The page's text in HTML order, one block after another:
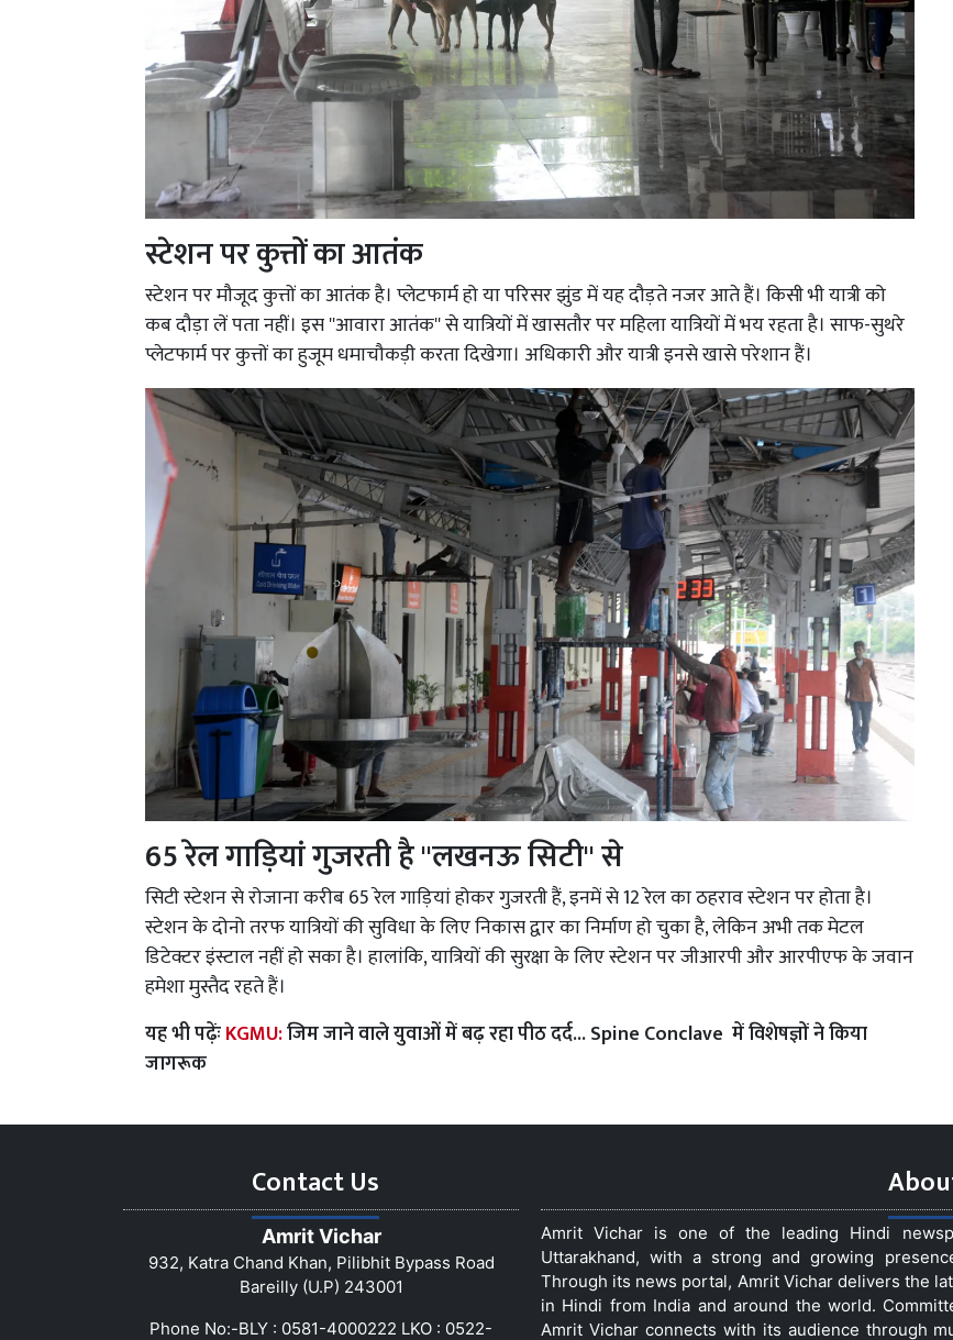
स्टेशन पर कुत्तों का आतंक
स्टेशन पर मौजूद कुत्तों का आतंक है। प्लेटफार्म हो या परिसर झुंड में यह दौड़ते नजर आते हैं। किसी भी यात्री को
कब दौड़ा लें पता नहीं। इस ''आवारा आतंक'' से यात्रियों में खासतौर पर महिला यात्रियों में भय रहता है। साफ-सुथरे
प्लेटफार्म पर कुत्तों का हुजूम धमाचौकड़ी करता दिखेगा। अधिकारी और यात्री इनसे खासे परेशान हैं।
65 रेल गाड़ियां गुजरती है ''लखनऊ सिटी'' से
सिटी स्टेशन से रोजाना करीब 65 रेल गाड़ियां होकर गुजरती हैं, इनमें से 12 रेल का ठहराव स्टेशन पर होता है।
स्टेशन के दोनो तरफ यात्रियों की सुविधा के लिए निकास द्वार का निर्माण हो चुका है, लेकिन अभी तक मेटल
डिटेक्टर इंस्टाल नहीं हो सका है। हालांकि, यात्रियों की सुरक्षा के लिए स्टेशन पर जीआरपी और आरपीएफ के जवान
हमेशा मुस्तैद रहते हैं।
यह भी पढ़ेंःKGMU:जिम जाने वाले युवाओं में बढ़ रहा पीठ दर्द... Spine Conclave में विशेषज्ञों ने किया
जागरूक
Contact Us
Amrit Vichar
932, Katra Chand Khan, Pilibhit Bypass Road
Bareilly (U.P) 243001
Phone No:-BLY : 0581-4000222 LKO : 0522-
Amrit Vichar is one of the leading Hindi
Uttarakhand, with a strong and growing
Through its news portal, Amrit Vichar delivers the
in Hindi from India and around the world.
Amrit Vichar connects with its audience through